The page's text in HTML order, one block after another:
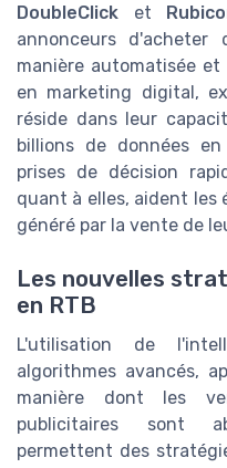
DoubleClick et
annonceurs d'acheter
manière automatisée
en marketing digital,
réside dans leur
billions de données
prises de décision
quant à elles, aident les
généré par la vente de
Les nouvelles
en RTB
L'utilisation de
algorithmes avancés,
manière dont les
publicitaires sont
permettent des